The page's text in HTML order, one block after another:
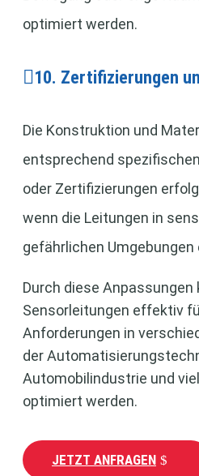
optimiert werden.
10. Zertifizierungen
Die Konstruktion und
entsprechend
oder Zertifizierungen
wenn die Leitungen in
gefährlichen
Durch diese Anpassungen
Sensorleitungen effektiv
Anforderungen in
der
Automobilindustrie und
optimiert werden.
JETZT ANFRAGEN